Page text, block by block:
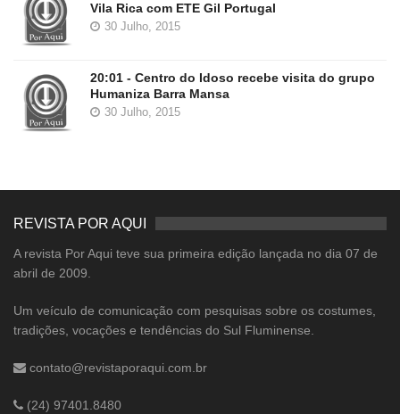
Vila Rica com ETE Gil Portugal
30 Julho, 2015
20:01 - Centro do Idoso recebe visita do grupo
Humaniza Barra Mansa
30 Julho, 2015
REVISTA POR AQUI
A revista Por Aqui teve sua primeira edição lançada no dia 07 de
abril de 2009.
Um veículo de comunicação com pesquisas sobre os costumes,
tradições, vocações e tendências do Sul Fluminense.
contato@revistaporaqui.com.br
(24) 97401.8480